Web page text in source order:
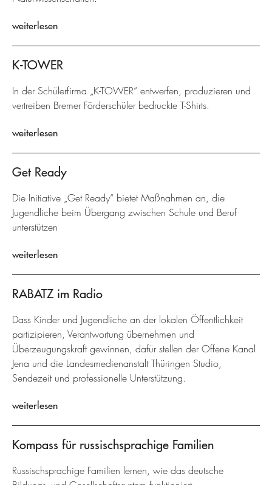
weiterlesen
K-TOWER
In der Schülerfirma „K-TOWER“ entwerfen, produzieren und
vertreiben Bremer Förderschüler bedruckte T-Shirts.
weiterlesen
Get Ready
Die Initiative „Get Ready“ bietet Maßnahmen an, die
Jugendliche beim Übergang zwischen Schule und Beruf
unterstützen
weiterlesen
RABATZ im Radio
Dass Kinder und Jugendliche an der lokalen Öffentlichkeit
partizipieren, Verantwortung übernehmen und
Überzeugungskraft gewinnen, dafür stellen der Offene Kanal
Jena und die Landesmedienanstalt Thüringen Studio,
Sendezeit und professionelle Unterstützung.
weiterlesen
Kompass für russischsprachige Familien
Russischsprachige Familien lernen, wie das deutsche